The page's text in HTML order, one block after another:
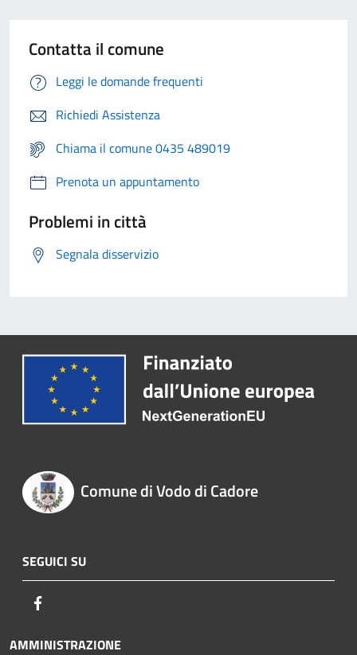
Contatta il comune
Leggi le domande frequenti
Richiedi Assistenza
Chiama il comune 0435 489019
Prenota un appuntamento
Problemi in città
Segnala disservizio
Comune di Vodo di Cadore
SEGUICI SU
AMMINISTRAZIONE